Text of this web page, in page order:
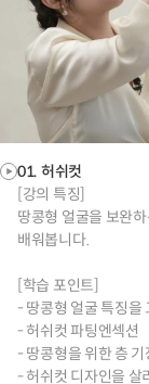
01. 허쉬컷
[강의 특징]
땅콩형 얼굴을 보완
배워봅니다.
[학습 포인트]
- 땅콩형 얼굴 특징을
- 허쉬컷 파팅엔섹션
- 땅콩형을 위한 층 기
- 허쉬컷 디자인을 살